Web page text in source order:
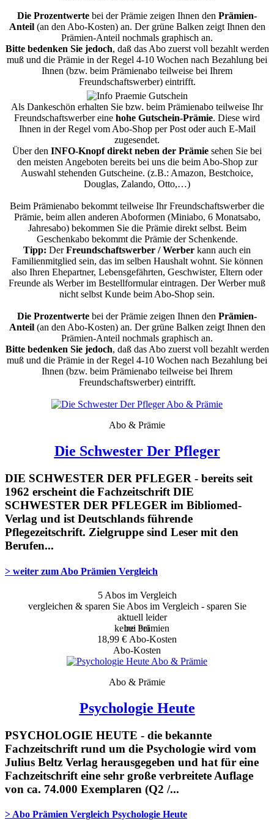
Die Prozentwerte bei der Prämie zeigen Ihnen den Prämien-
Anteil(an den Abo-Kosten) an. Der grüne Balken zeigt Ihnen den
Prämien-Anteil nochmals graphisch an.
Bitte bedenken Sie jedoch, daß das Abo zuerst voll bezahlt werden
muß und die Prämie in der Regel 4-10 Wochen nach Bezahlung bei
Ihnen (bzw. beim Prämienabo teilweise bei Ihrem
Freundschaftswerber) eintrifft.
Als Dankeschön erhalten Sie bzw. beim Prämienabo teilweise Ihr
Freundschaftswerber eine hohe Gutschein-Prämie. Diese wird
Ihnen in der Regel vom Abo-Shop per Post oder auch E-Mail
zugesendet.
Über den INFO-Knopf direkt neben der Prämie sehen Sie bei
den meisten Angeboten bereits bei uns die beim Abo-Shop zur
Auswahl stehenden Gutscheine. (z.B.: Amazon, Bestchoice,
Douglas, Zalando, Otto,…)
Beim Prämienabo bekommt teilweise Ihr Freundschaftswerber die
Prämie, beim allen anderen Aboformen (Miniabo, 6 Monatsabo,
Jahresabo) bekommen Sie die Prämie direkt selbst. Beim
Geschenkabo bekommt die Prämie der Schenkende.
Tipp: DerFreundschaftswerber / Werber kann auch ein
Familienmitglied sein, das im selben Haushalt wohnt. Sie können
also Ihren Ehepartner, Lebensgefährten, Geschwister, Eltern oder
Freunde als Werber im Bestellformular eintragen. Der Werber muß
nicht selbst Kunde beim Abo-Shop sein.
Die Prozentwerte bei der Prämie zeigen Ihnen den Prämien-
Anteil(an den Abo-Kosten) an. Der grüne Balken zeigt Ihnen den
Prämien-Anteil nochmals graphisch an.
Bitte bedenken Sie jedoch, daß das Abo zuerst voll bezahlt werden
muß und die Prämie in der Regel 4-10 Wochen nach Bezahlung bei
Ihnen (bzw. beim Prämienabo teilweise bei Ihrem
Freundschaftswerber) eintrifft.
Abo & Prämie
Die Schwester Der Pfleger
DIE SCHWESTER DER PFLEGER - bereits seit
1962 erscheint die Fachzeitschrift DIE
SCHWESTER DER PFLEGER im Bibliomed-
Verlag und ist Deutschlands führende
Pflegezeitschrift. Zielgruppe sind Leser mit den
Berufen...
> weiter zum Abo Prämien Vergleich
5Abos im Vergleich
vergleichen & sparen SieAbos im Vergleich - sparen Sie
aktuell leider
keine Prämien
beibei
18,99 € Abo-Kosten
Abo-Kosten
Abo & Prämie
Psychologie Heute
PSYCHOLOGIE HEUTE - die bekannte
Fachzeitschrift rund um die Psychologie wird vom
Julius Beltz Verlag herausgegeben und hat für eine
Fachzeitschrift eine sehr große verbreitete Auflage
von ca. 74.000 Exemplaren (Q2 /...
> Abo Prämien Vergleich Psychologie Heute